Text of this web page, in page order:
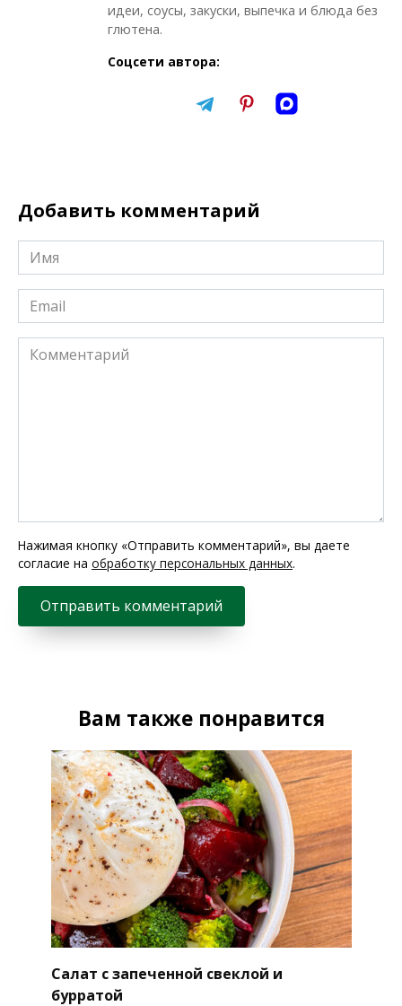
идеи, соусы, закуски, выпечка и блюда без
глютена.
Соцсети автора:
Добавить комментарий
Имя
*
Email
*
Комментарий
Нажимая кнопку «Отправить комментарий», вы даете
согласие на обработку персональных данных.
Вам также понравится
Салат с запеченной свеклой и
бурратой